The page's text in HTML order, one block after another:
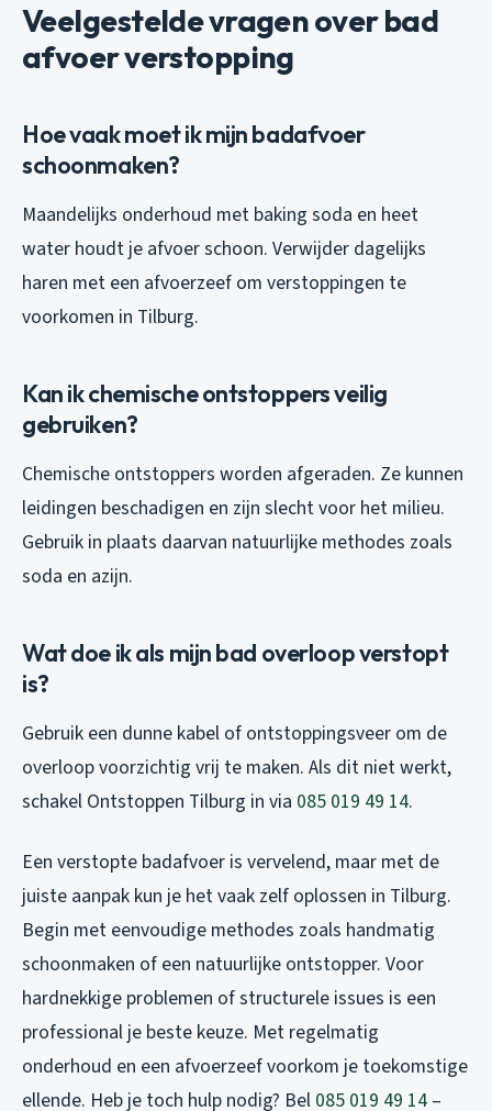
Veelgestelde vragen over bad
afvoer verstopping
Hoe vaak moet ik mijn badafvoer
schoonmaken?
Maandelijks onderhoud met baking soda en heet
water houdt je afvoer schoon. Verwijder dagelijks
haren met een afvoerzeef om verstoppingen te
voorkomen in Tilburg.
Kan ik chemische ontstoppers veilig
gebruiken?
Chemische ontstoppers worden afgeraden. Ze kunnen
leidingen beschadigen en zijn slecht voor het milieu.
Gebruik in plaats daarvan natuurlijke methodes zoals
soda en azijn.
Wat doe ik als mijn bad overloop verstopt
is?
Gebruik een dunne kabel of ontstoppingsveer om de
overloop voorzichtig vrij te maken. Als dit niet werkt,
schakel Ontstoppen Tilburg in via 085 019 49 14.
Een verstopte badafvoer is vervelend, maar met de
juiste aanpak kun je het vaak zelf oplossen in Tilburg.
Begin met eenvoudige methodes zoals handmatig
schoonmaken of een natuurlijke ontstopper. Voor
hardnekkige problemen of structurele issues is een
professional je beste keuze. Met regelmatig
onderhoud en een afvoerzeef voorkom je toekomstige
ellende. Heb je toch hulp nodig? Bel 085 019 49 14 –